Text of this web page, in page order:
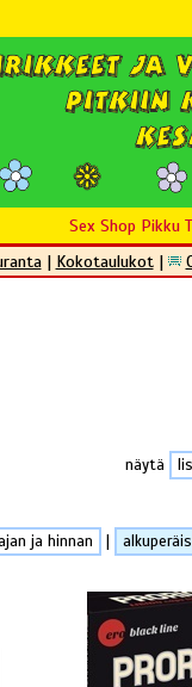
Sex Shop Pikku
| Kokotaulukot|
näytä
ja hinnan